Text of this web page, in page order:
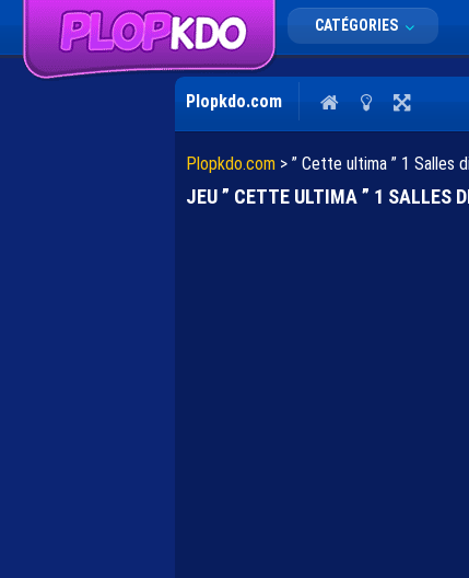
CATÉGORIES
Plopkdo.com
Plopkdo.com > ” Cette ultima ” 1 Salles
JEU ” CETTE ULTIMA ” 1 SALLES